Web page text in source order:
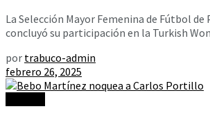
La Selección Mayor Femenina de Fútbol de
concluyó su participación en la Turkish
por trabuco-admin
febrero 26, 2025